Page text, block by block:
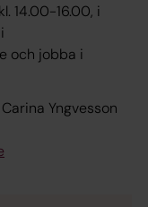
14.00-16.00, i
och jobba i
Yngvesson